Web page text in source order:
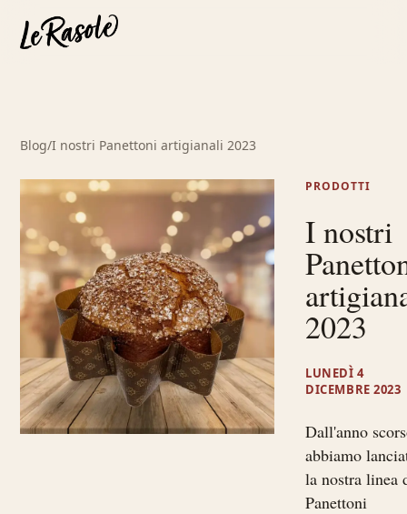
Blog/I nostri Panettoni artigianali 2023
PRODOTTI
I nostri
2023
LUNEDÌ 4
DICEMBRE 2023
Dall'anno
abbiamo
la nostra linea
Panettoni